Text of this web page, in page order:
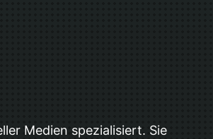
Medien spezialisiert. Sie